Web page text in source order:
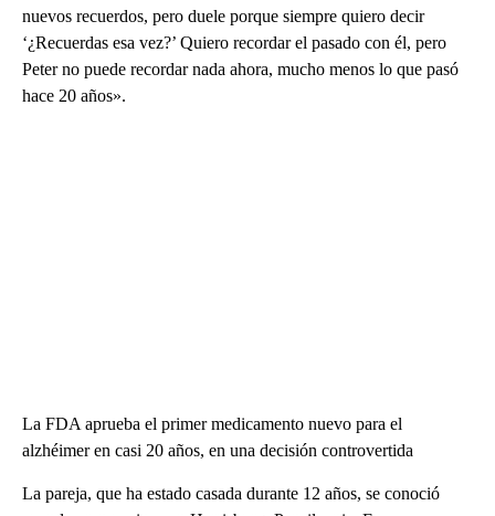
nuevos recuerdos, pero duele porque siempre quiero decir
‘¿Recuerdas esa vez?’ Quiero recordar el pasado con él, pero
Peter no puede recordar nada ahora, mucho menos lo que pasó
hace 20 años».
La FDA aprueba el primer medicamento nuevo para el
alzhéimer en casi 20 años, en una decisión controvertida
La pareja, que ha estado casada durante 12 años, se conoció